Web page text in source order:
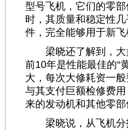
型号飞机，它们的零
时，其质量和稳定性
件，完全能够用于新
梁晓还了解到，大
前10年是性能最佳的“
大，每次大修耗资一
与其支付巨额检修费
来的发动机和其他零
梁晓说，从飞机分